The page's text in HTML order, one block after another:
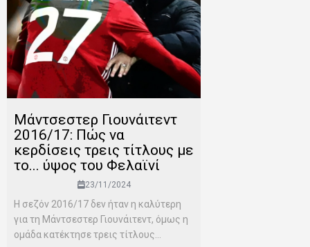
Μάντσεστερ Γιουνάιτεντ
2016/17: Πώς να
κερδίσεις τρεις τίτλους με
το... ύψος του Φελαϊνί
23/11/2024
Η σεζόν 2016/17 δεν ήταν η καλύτερη
για τη Μάντσεστερ Γιουνάιτεντ, όμως η
ομάδα κατέκτησε τρεις τίτλους...